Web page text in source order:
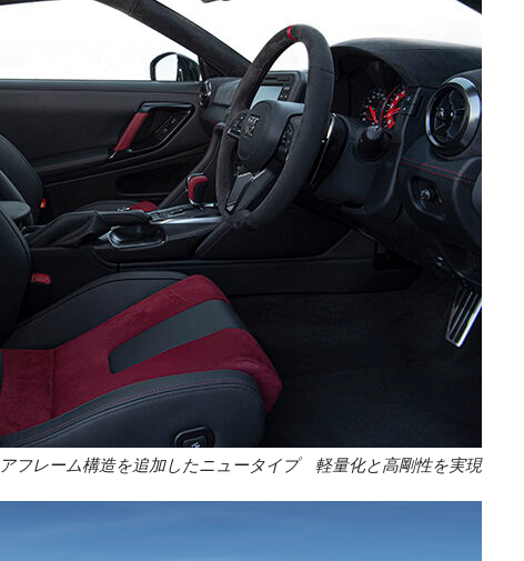
フレーム構造を追加したニュータイプ 軽量化と高剛性を実現